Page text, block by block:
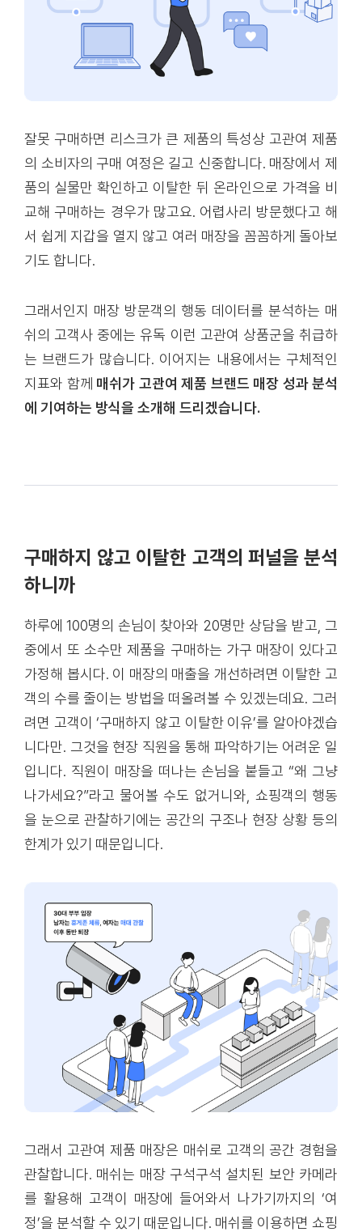
잘못 구매하면 리스크가 큰 제품의 특성상 고관여 제품
의 소비자의 구매 여정은 길고 신중합니다. 매장에서 제
품의 실물만 확인하고 이탈한 뒤 온라인으로 가격을 비
교해 구매하는 경우가 많고요. 어렵사리 방문했다고 해
서 쉽게 지갑을 열지 않고 여러 매장을 꼼꼼하게 돌아보
기도 합니다.
그래서인지 매장 방문객의 행동 데이터를 분석하는 매
쉬의 고객사 중에는 유독 이런 고관여 상품군을 취급하
는 브랜드가 많습니다. 이어지는 내용에서는 구체적인
지표와 함께 매쉬가 고관여 제품 브랜드 매장 성과 분석
에 기여하는 방식을 소개해 드리겠습니다.
구매하지 않고 이탈한 고객의 퍼널을 분석
하니까
하루에 100명의 손님이 찾아와 20명만 상담을 받고, 그
중에서 또 소수만 제품을 구매하는 가구 매장이 있다고
가정해 봅시다. 이 매장의 매출을 개선하려면 이탈한 고
객의 수를 줄이는 방법을 떠올려볼 수 있겠는데요. 그러
려면 고객이 ‘구매하지 않고 이탈한 이유’를 알아야겠습
니다만. 그것을 현장 직원을 통해 파악하기는 어려운 일
입니다. 직원이 매장을 떠나는 손님을 붙들고 “왜 그냥
나가세요?”라고 물어볼 수도 없거니와, 쇼핑객의 행동
을 눈으로 관찰하기에는 공간의 구조나 현장 상황 등의
한계가 있기 때문입니다.
그래서 고관여 제품 매장은 매쉬로 고객의 공간 경험을
관찰합니다. 매쉬는 매장 구석구석 설치된 보안 카메라
를 활용해 고객이 매장에 들어와서 나가기까지의 ‘여
정’을 분석할 수 있기 때문입니다. 매쉬를 이용하면 쇼핑